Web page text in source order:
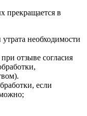
прекращается в
необходимости
отзыве согласия
если